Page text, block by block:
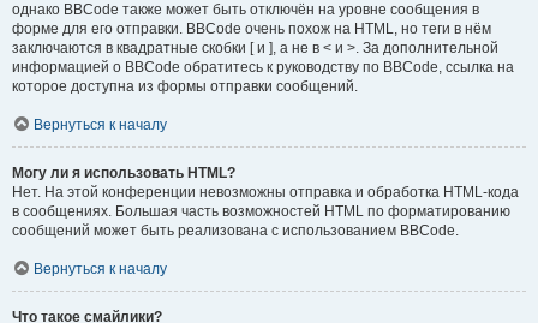
однако BBCode также может быть отключён на уровне сообщения в
форме для его отправки. BBCode очень похож на HTML, но теги в нём
заключаются в квадратные скобки [ и ], а не в < и >. За дополнительной
информацией о BBCode обратитесь к руководству по BBCode, ссылка на
которое доступна из формы отправки сообщений.
Вернуться к началу
Могу ли я использовать HTML?
Нет. На этой конференции невозможны отправка и обработка HTML-кода
в сообщениях. Большая часть возможностей HTML по форматированию
сообщений может быть реализована с использованием BBCode.
Вернуться к началу
Что такое смайлики?